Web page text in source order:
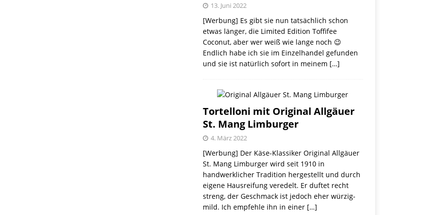
13. Juni 2022
[Werbung] Es gibt sie nun tatsächlich schon
etwas länger, die Limited Edition Toffifee
Coconut, aber wer weiß wie lange noch 😉
Endlich habe ich sie im Einzelhandel gefunden
und sie ist natürlich sofort in meinem […]
Tortelloni mit Original Allgäuer
St. Mang Limburger
4. März 2022
[Werbung] Der Käse-Klassiker Original Allgäuer
St. Mang Limburger wird seit 1910 in
handwerklicher Tradition hergestellt und durch
eigene Hausreifung veredelt. Er duftet recht
streng, der Geschmack ist jedoch eher würzig-
mild. Ich empfehle ihn in einer […]